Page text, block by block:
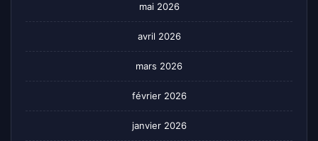
mai 2026
avril 2026
mars 2026
février 2026
janvier 2026